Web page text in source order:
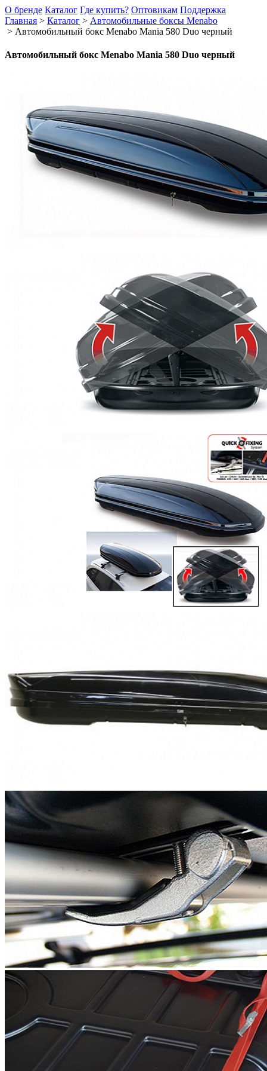
О бренде Каталог Где купить? Оптовикам Поддержка
Главная > Каталог > Автомобильные боксы Menabo
> Автомобильный бокс Menabo Mania 580 Duo черный
Автомобильный бокс Menabo Mania 580 Duo черный